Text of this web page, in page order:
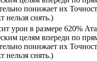
понижает их
нельзя снять.)
урон в размере 620%
целям впереди по
понижает их
нельзя снять.)